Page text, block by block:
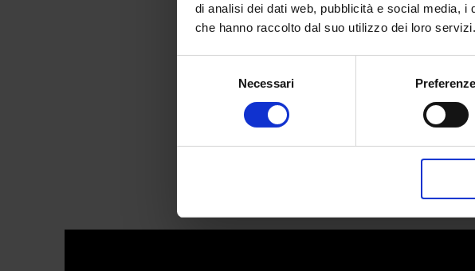
di analisi dei dati web, pubblicità e social media,
che hanno raccolto dal suo utilizzo dei loro servizi.
Necessari Preferenze
Social Maxxing: la nuova
Non basta